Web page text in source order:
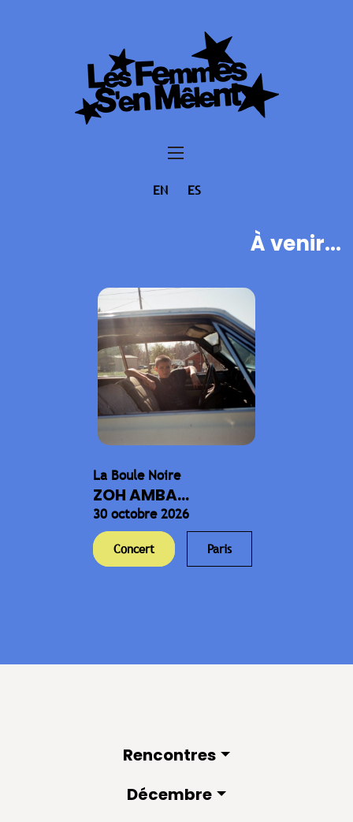
EN ES
À venir...
La Boule Noire
ZOH AMBA...
30 octobre 2026
Concert Paris
Rencontres
Décembre